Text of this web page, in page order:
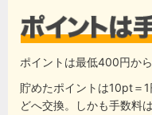
ポイントは最低400円か
貯めたポイントは10pt＝
どへ交換。しかも手数料